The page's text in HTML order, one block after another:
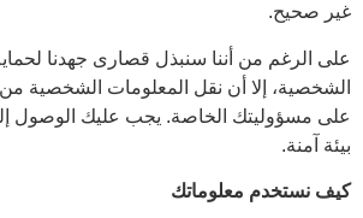
غير صحيح.
على الرغم من أننا سنبذل قصارى جهدنا
الشخصية، إلا أن نقل المعلومات الشخصية
على مسؤوليتك الخاصة. يجب عليك الوصول
بيئة آمنة.
كيف نستخدم معلوماتك